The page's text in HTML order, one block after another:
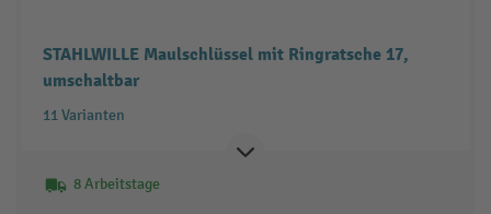
STAHLWILLE Maulschlüssel mit Ringratsche 17,
umschaltbar
11 Varianten
8 Arbeitstage